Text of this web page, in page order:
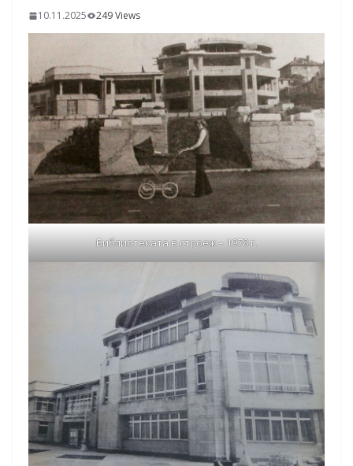
10.11.2025 249 Views
Библиотеката в строеж – 1978 г.